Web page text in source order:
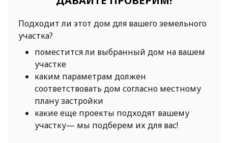
Подходит ли этот дом для вашего земельного
участка?
поместится ли выбранный дом на вашем
участке
каким параметрам должен
соответствовать дом согласно местному
плану застройки
какие еще проекты подходят вашему
участку— мы подберем их для вас!